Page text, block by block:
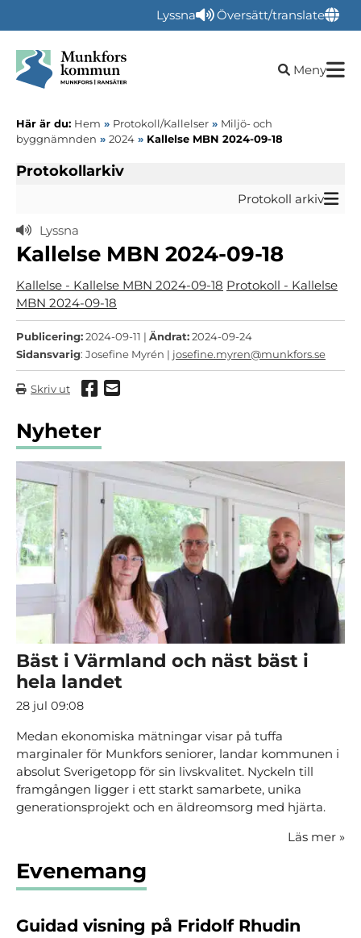
Lyssna Översätt/translate
Öppna
Meny
Här är du: Hem » Protokoll/Kallelser » Miljö- och
byggnämnden » 2024 » Kallelse MBN 2024-09-18
Protokollarkiv
Protokoll arkiv
Lyssna
Kallelse MBN 2024-09-18
Kallelse - Kallelse MBN 2024-09-18 Protokoll - Kallelse
MBN 2024-09-18
Publicering:2024-09-11 | Ändrat:2024-09-24
Sidansvarig: Josefine Myrén | josefine.myren@munkfors.se
Skriv ut Dela via Facebook
Dela via mail
Nyheter
Bäst i Värmland och näst bäst i
hela landet
28 jul 09:08
Medan ekonomiska mätningar visar på tuffa
marginaler för Munkfors seniorer, landar kommunen i
absolut Sverigetopp för sin livskvalitet. Nyckeln till
framgången ligger i ett starkt samarbete, unika
generationsprojekt och en äldreomsorg med hjärta.
Läs mer »
Evenemang
Guidad visning på Fridolf Rhudin